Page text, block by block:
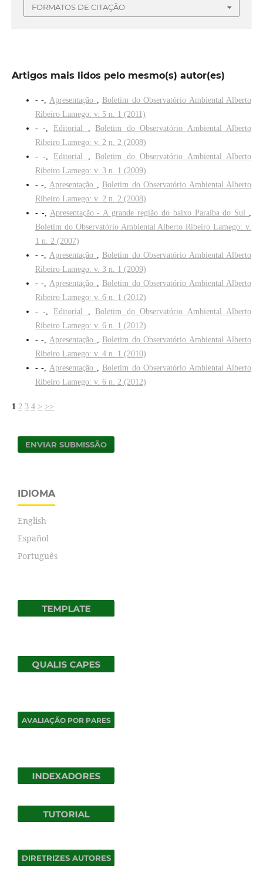
FORMATOS DE CITAÇÃO
Artigos mais lidos pelo mesmo(s) autor(es)
- -, Apresentação
Boletim do Observatório Ambiental Alberto
Ribeiro Lamego: v. 5 n. 1 (2011)
- -, Editorial
Boletim do Observatório Ambiental Alberto
Ribeiro Lamego: v. 2 n. 2 (2008)
- -, Editorial
Boletim do Observatório Ambiental Alberto
Ribeiro Lamego: v. 3 n. 1 (2009)
- -, Apresentação
Boletim do Observatório Ambiental Alberto
Ribeiro Lamego: v. 2 n. 2 (2008)
- -, Apresentação - A grande região do baixo Paraíba do Sul
Boletim do Observatório Ambiental Alberto Ribeiro Lamego: v.
1 n. 2 (2007)
- -, Apresentação
Boletim do Observatório Ambiental Alberto
Ribeiro Lamego: v. 3 n. 1 (2009)
- -, Apresentação
Boletim do Observatório Ambiental Alberto
Ribeiro Lamego: v. 6 n. 1 (2012)
- -, Editorial
Boletim do Observatório Ambiental Alberto
Ribeiro Lamego: v. 6 n. 1 (2012)
- -, Apresentação
Boletim do Observatório Ambiental Alberto
Ribeiro Lamego: v. 4 n. 1 (2010)
- -, Apresentação
Boletim do Observatório Ambiental Alberto
Ribeiro Lamego: v. 6 n. 2 (2012)
1 2 3 4 > >>
ENVIAR SUBMISSÃO
IDIOMA
English
Español
Português